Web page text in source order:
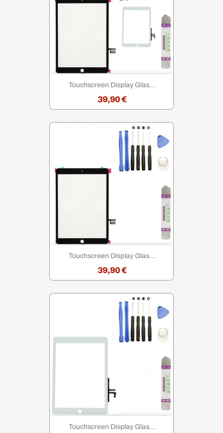
Touchscreen Display Glas...
39,90 €
Touchscreen Display Glas...
39,90 €
Touchscreen Display Glas...